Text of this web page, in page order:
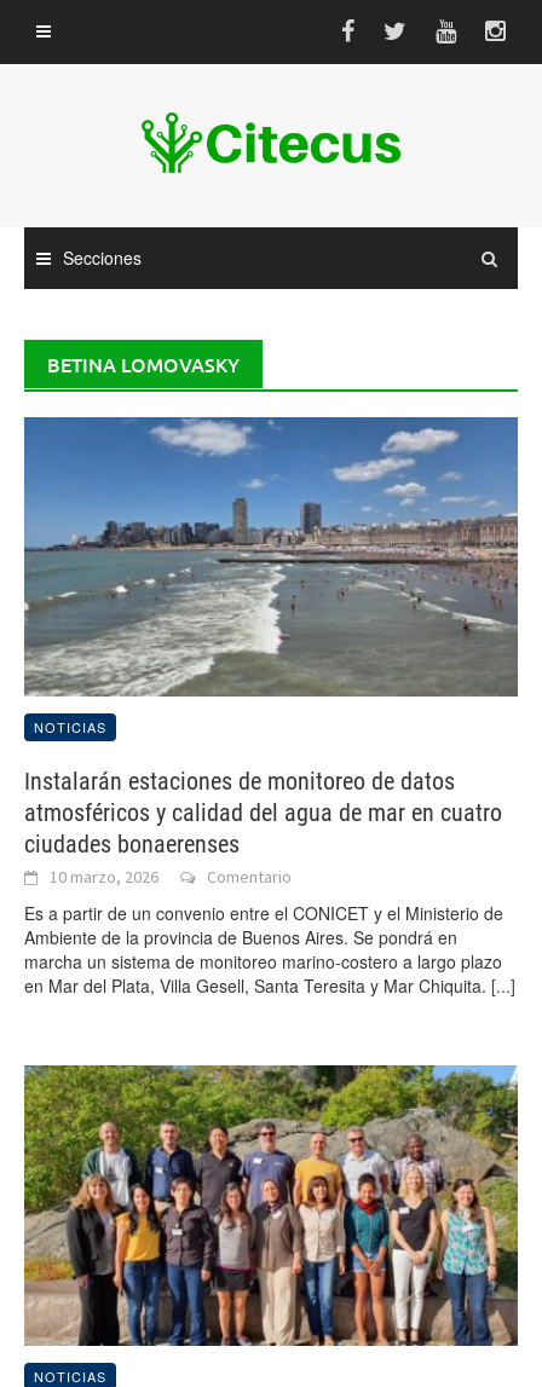
contenido
Secciones
BETINA LOMOVASKY
NOTICIAS
Instalarán estaciones de monitoreo de datos
atmosféricos y calidad del agua de mar en cuatro
ciudades bonaerenses
10 marzo, 2026 Comentario
Es a partir de un convenio entre el CONICET y el Ministerio de
Ambiente de la provincia de Buenos Aires. Se pondrá en
marcha un sistema de monitoreo marino-costero a largo plazo
en Mar del Plata, Villa Gesell, Santa Teresita y Mar Chiquita. [...]
NOTICIAS